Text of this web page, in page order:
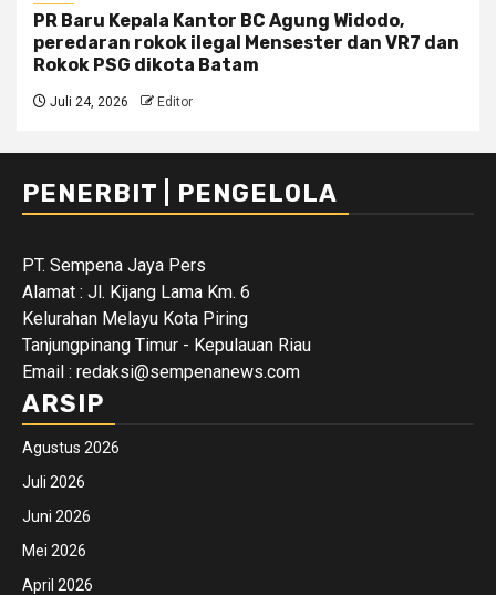
PR Baru Kepala Kantor BC Agung Widodo,
peredaran rokok ilegal Mensester dan VR7 dan
Rokok PSG dikota Batam
Juli 24, 2026 Editor
PENERBIT | PENGELOLA
PT. Sempena Jaya Pers
Alamat : Jl. Kijang Lama Km. 6
Kelurahan Melayu Kota Piring
Tanjungpinang Timur - Kepulauan Riau
Email : redaksi@sempenanews.com
ARSIP
Agustus 2026
Juli 2026
Juni 2026
Mei 2026
April 2026